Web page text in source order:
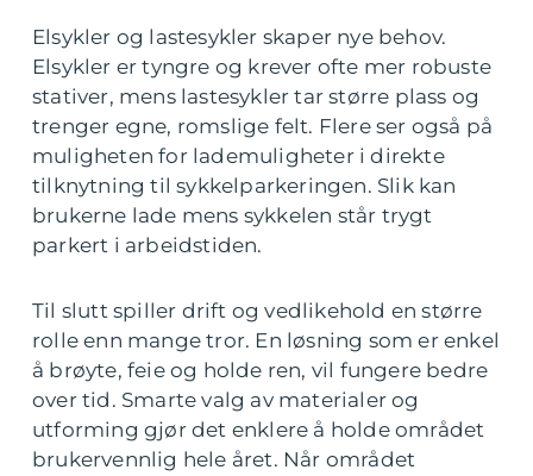
Elsykler og lastesykler skaper nye behov.
Elsykler er tyngre og krever ofte mer robuste
stativer, mens lastesykler tar større plass og
trenger egne, romslige felt. Flere ser også på
muligheten for lademuligheter i direkte
tilknytning til sykkelparkeringen. Slik kan
brukerne lade mens sykkelen står trygt
parkert i arbeidstiden.
Til slutt spiller drift og vedlikehold en større
rolle enn mange tror. En løsning som er enkel
å brøyte, feie og holde ren, vil fungere bedre
over tid. Smarte valg av materialer og
utforming gjør det enklere å holde området
brukervennlig hele året. Når området